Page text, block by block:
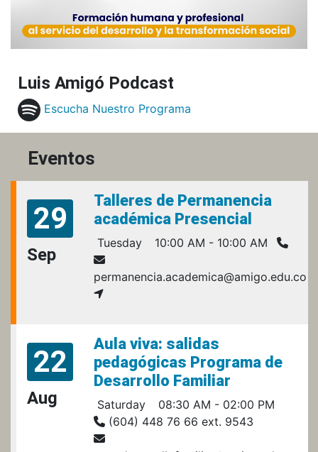
Luis Amigó Podcast
Escucha Nuestro Programa
Eventos
29
Sep
Talleres de Permanencia
académica Presencial
Tuesday 10:00 AM - 10:00 AM
permanencia.academica@amigo.edu.co
22
Aug
Aula viva: salidas
pedagógicas Programa de
Desarrollo Familiar
Saturday
08:30 AM - 02:00 PM
(604) 448 76 66 ext. 9543